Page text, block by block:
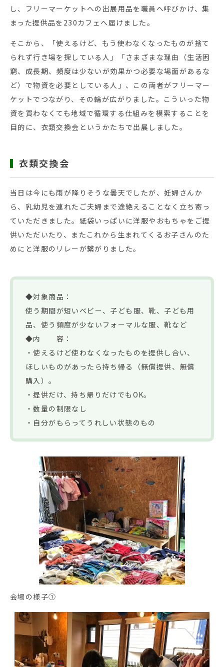
し、フリーマーケットへの出展用品を職員へ呼びかけ、集
まった提供品を230カフェへ届けました。
そこから、「使えるけど、もう使わなくなったものが捨て
られず行き場を探している人」「さまざまな理由（生活困
窮、成長期、頻度は少ないが効果かつ必要な場面があるな
ど）で物資を必要としている人」、この両者がフリーマー
ケットでつながり、その輪が広がりました。こういった物
資を買わなくても地域で循環する仕組みを模索することを
目的に、衣類交換会というかたちで出展しました。
衣類交換会
当日は今にも雨が降りそうな曇天でしたが、妊婦さんか
ら、乳幼児を連れたご夫婦まで途絶えることなく立ち寄っ
ていただきました。紙袋いっぱいに洋服やおもちゃをご提
供いただいたり、またこれから生まれてくるお子さんのた
めにと洋服のリレーが繋がりました。
◆対象商品：
使う期間が短いベビー、子ども服、靴、子ども用
品、使う頻度が少ないフォーマルな服、靴など
◆内 容：
・使えるけど使わなくなったものを提供し合い、
ほしいものがあったら持ち帰る（無償提供、無償
購入）。
・提供だけ、持ち帰りだけでもOK。
・数量の制限なし
・自分がもらってうれしい状態のもの
会場の様子①